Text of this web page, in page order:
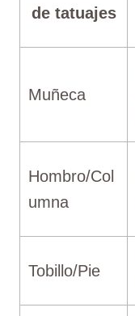
de tatuajes
Muñeca
Hombro/Col
umna
Tobillo/Pie